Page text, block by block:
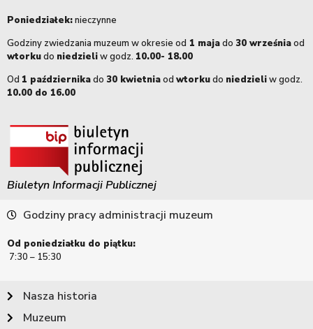
Poniedziałek:nieczynne
Godziny zwiedzania muzeum w okresie od 1 majado 30 wrześniaod
wtorkudo niedzieliw godz. 10.00- 18.00
Od 1 październikado 30 kwietniaod wtorkudo niedzieliw godz.
10.00 do 16.00
Biuletyn Informacji Publicznej
Godziny pracy administracji muzeum
Od poniedziałku do piątku:
7:30 – 15:30
Nasza historia
Muzeum